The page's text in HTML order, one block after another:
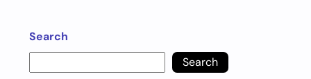
Search
Search